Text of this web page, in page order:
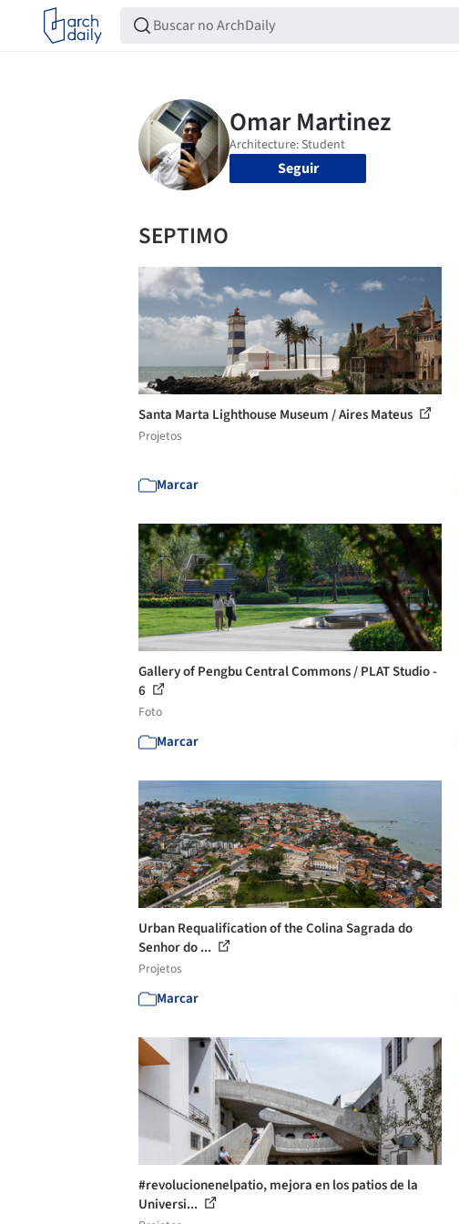
Seguir
SEPTIMO
Santa Marta Lighthouse Museum / Aires Mateus
Projetos
Marcar
Gallery of Pengbu Central Commons / PLAT Studio -
6
Foto
Marcar
Urban Requalification of the Colina Sagrada do
Senhor do ...
Projetos
Marcar
#revolucionenelpatio, mejora en los patios de la
Universi...